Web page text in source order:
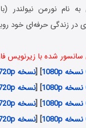
نام نورمن نیولندر
زندگی حرفه‌ای خود
شده با زیرنویس
] [نسخه 720p
] [نسخه 720p
] [نسخه 720p
] [نسخه 720p